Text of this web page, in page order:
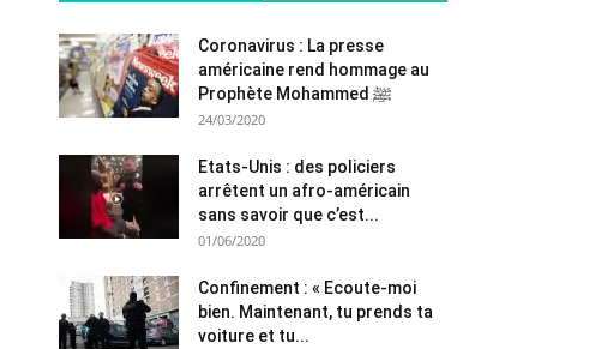
Coronavirus : La presse
américaine rend hommage au
Prophète Mohammed ﷺ
24/03/2020
Etats-Unis : des policiers
arrêtent un afro-américain
sans savoir que c’est...
01/06/2020
Confinement : « Ecoute-moi
bien. Maintenant, tu prends ta
voiture et tu...